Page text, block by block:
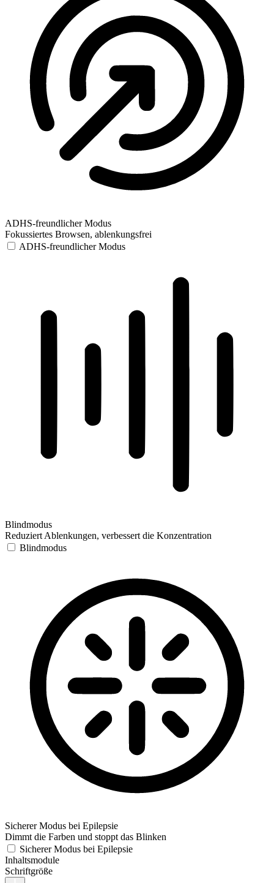
ADHS-freundlicher Modus
Fokussiertes Browsen, ablenkungsfrei
ADHS-freundlicher Modus
Blindmodus
Reduziert Ablenkungen, verbessert die Konzentration
Blindmodus
Sicherer Modus bei Epilepsie
Dimmt die Farben und stoppt das Blinken
Sicherer Modus bei Epilepsie
Inhaltsmodule
Schriftgröße